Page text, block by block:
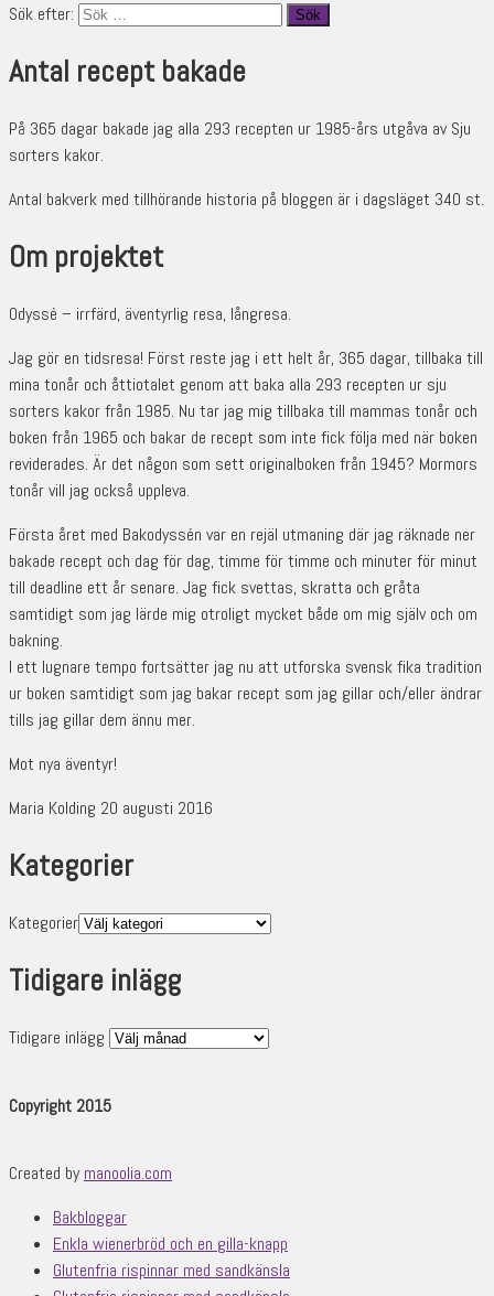
Sök efter:
Antal recept bakade
På 365 dagar bakade jag alla 293 recepten ur 1985-års utgåva av Sju
sorters kakor.
Antal bakverk med tillhörande historia på bloggen är i dagsläget 340 st.
Om projektet
Odyssé – irrfärd, äventyrlig resa, långresa.
Jag gör en tidsresa! Först reste jag i ett helt år, 365 dagar, tillbaka till
mina tonår och åttiotalet genom att baka alla 293 recepten ur sju
sorters kakor från 1985. Nu tar jag mig tillbaka till mammas tonår och
boken från 1965 och bakar de recept som inte fick följa med när boken
reviderades. Är det någon som sett originalboken från 1945? Mormors
tonår vill jag också uppleva.
Första året med Bakodyssén var en rejäl utmaning där jag räknade ner
bakade recept och dag för dag, timme för timme och minuter för minut
till deadline ett år senare. Jag fick svettas, skratta och gråta
samtidigt som jag lärde mig otroligt mycket både om mig själv och om
bakning.
I ett lugnare tempo fortsätter jag nu att utforska svensk fika tradition
ur boken samtidigt som jag bakar recept som jag gillar och/eller ändrar
tills jag gillar dem ännu mer.
Mot nya äventyr!
Maria Kolding 20 augusti 2016
Kategorier
Kategorier
Tidigare inlägg
Tidigare inlägg
Copyright 2015
Created bymanoolia.com
Bakbloggar
Enkla wienerbröd och en gilla-knapp
Glutenfria rispinnar med sandkänsla